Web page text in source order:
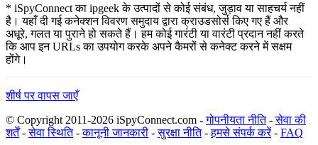
* iSpyConnect का ipgeek के उत्पादों से कोई संबंध, जुड़ाव या साहचर्य नहीं
है। यहाँ दी गई कनेक्शन विवरण समुदाय द्वारा क्राउडसोर्स किए गए हैं और
अधूरे, गलत या पुराने हो सकते हैं। हम कोई गारंटी या वारंटी प्रदान नहीं करते
कि आप इन URLs का उपयोग करके अपने कैमरों से कनेक्ट करने में सक्षम
होंगे।
शीर्ष पर वापस जाएँ
© Copyright 2011-2026 iSpyConnect.com -गोपनीयता नीति-सेवा की
शर्तें-सेवा स्थिति-कानूनी जानकारी -सुरक्षा नीति-हमसे संपर्क करें- FAQ